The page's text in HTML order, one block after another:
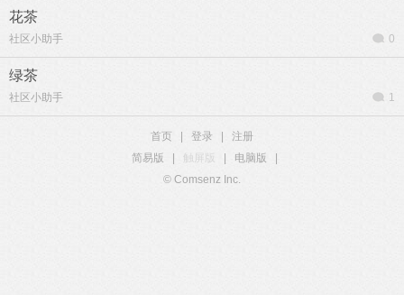
花茶
社区小助手 0
绿茶
社区小助手 1
首页 登录
注册
简易版
触屏版 电脑版
© Comsenz Inc.